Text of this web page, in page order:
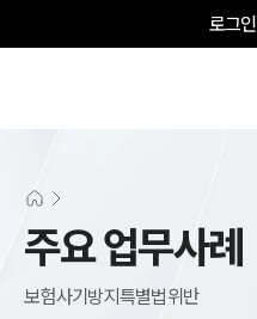
로그인
주요 업무사례
보험사기방지특별법위반